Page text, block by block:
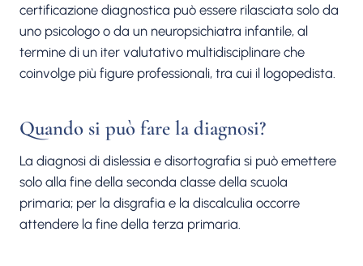
certificazione diagnostica può essere rilasciata solo da
uno psicologo o da un neuropsichiatra infantile, al
termine di un iter valutativo multidisciplinare che
coinvolge più figure professionali, tra cui il logopedista.
Quando si può fare la diagnosi?
La diagnosi di dislessia e disortografia si può emettere
solo alla fine della seconda classe della scuola
primaria; per la disgrafia e la discalculia occorre
attendere la fine della terza primaria.